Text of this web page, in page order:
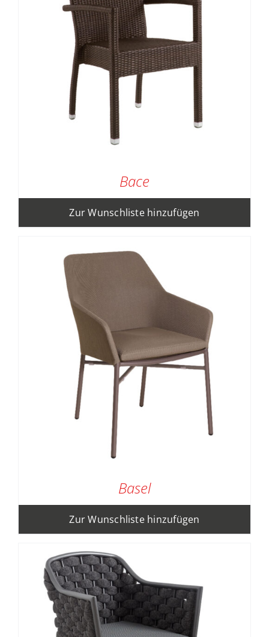
Bace
Zur Wunschliste hinzufügen
Basel
Zur Wunschliste hinzufügen